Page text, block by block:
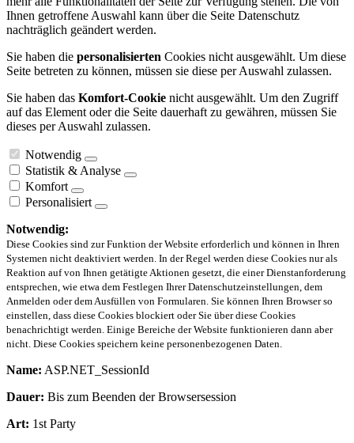
Ihnen getroffene Auswahl kann über die Seite Datenschutz
nachträglich geändert werden.
Sie haben die personalisierten Cookies nicht ausgewählt. Um diese
Seite betreten zu können, müssen sie diese per Auswahl zulassen.
Sie haben das Komfort-Cookie nicht ausgewählt. Um den Zugriff
auf das Element oder die Seite dauerhaft zu gewähren, müssen Sie
dieses per Auswahl zulassen.
Notwendig
Statistik & Analyse
Komfort
Personalisiert
Notwendig:
Diese Cookies sind zur Funktion der Website erforderlich und können in Ihren
Systemen nicht deaktiviert werden. In der Regel werden diese Cookies nur als
Reaktion auf von Ihnen getätigte Aktionen gesetzt, die einer Dienstanforderung
entsprechen, wie etwa dem Festlegen Ihrer Datenschutzeinstellungen, dem
Anmelden oder dem Ausfüllen von Formularen. Sie können Ihren Browser so
einstellen, dass diese Cookies blockiert oder Sie über diese Cookies
benachrichtigt werden. Einige Bereiche der Website funktionieren dann aber
nicht. Diese Cookies speichern keine personenbezogenen Daten.
Name: ASP.NET_SessionId
Dauer: Bis zum Beenden der Browsersession
Art: 1st Party